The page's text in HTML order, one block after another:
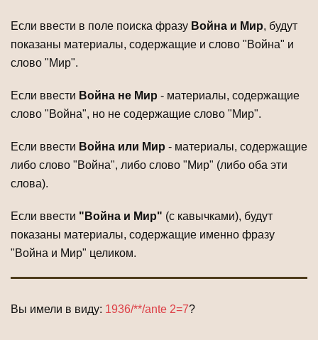
Если ввести в поле поиска фразу Война и Мир, будут
показаны материалы, содержащие и слово "Война" и
слово "Мир".
Если ввести Война не Мир - материалы, содержащие
слово "Война", но не содержащие слово "Мир".
Если ввести Война или Мир - материалы, содержащие
либо слово "Война", либо слово "Мир" (либо оба эти
слова).
Если ввести "Война и Мир" (с кавычками), будут
показаны материалы, содержащие именно фразу
"Война и Мир" целиком.
Вы имели в виду: 1936/**/ante 2=7?